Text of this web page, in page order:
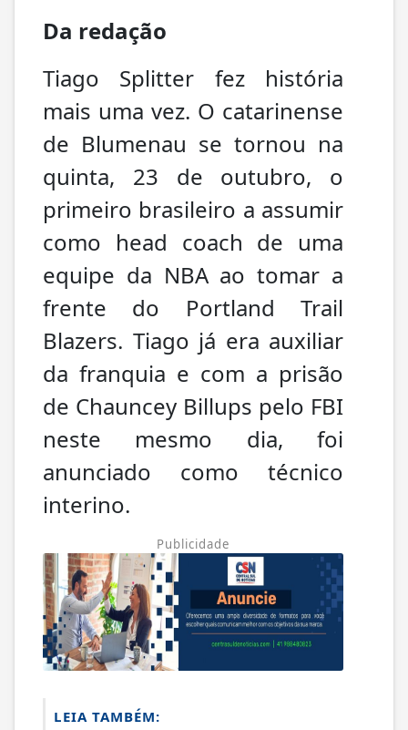
Da redação
Tiago Splitter fez história
mais uma vez. O catarinense
de Blumenau se tornou na
quinta, 23 de outubro, o
primeiro brasileiro a assumir
como head coach de uma
equipe da NBA ao tomar a
frente do Portland Trail
Blazers. Tiago já era auxiliar
da franquia e com a prisão
de Chauncey Billups pelo FBI
neste mesmo dia, foi
anunciado como técnico
interino.
Publicidade
LEIA TAMBÉM: